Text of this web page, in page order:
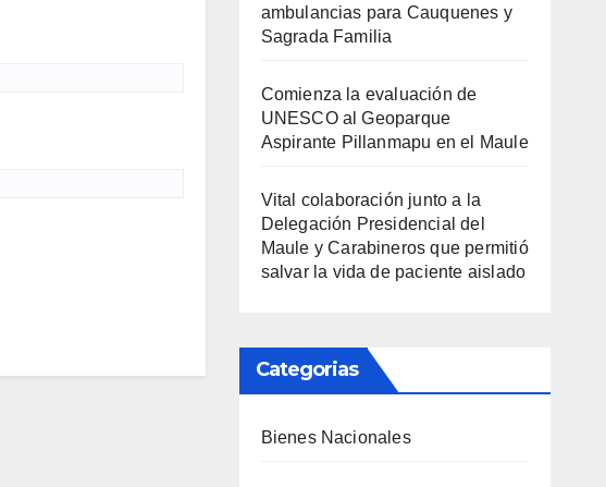
ambulancias para Cauquenes y
Sagrada Familia
Comienza la evaluación de
UNESCO al Geoparque
Aspirante Pillanmapu en el Maule
Vital colaboración junto a la
Delegación Presidencial del
Maule y Carabineros que permitió
salvar la vida de paciente aislado
Categorias
Bienes Nacionales